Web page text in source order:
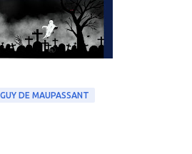
GUY DE MAUPASSANT